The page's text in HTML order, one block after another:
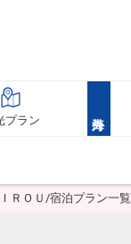
プラン
ＲＯＵ/宿泊プラン一覧